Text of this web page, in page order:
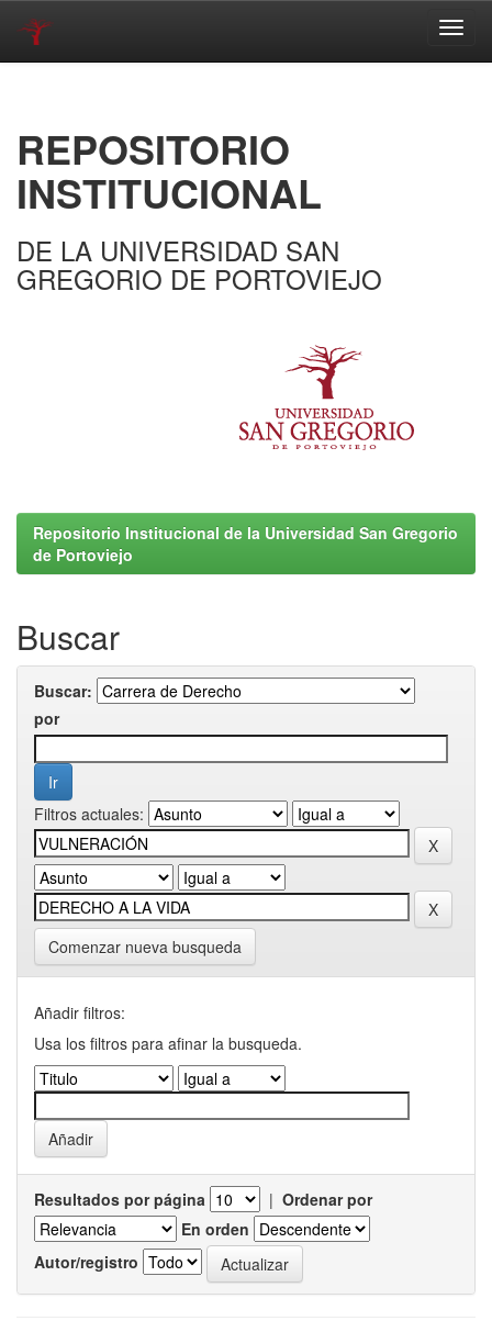
REPOSITORIO
INSTITUCIONAL
DE LA UNIVERSIDAD SAN
GREGORIO DE PORTOVIEJO
Repositorio Institucional de la Universidad San Gregorio
de Portoviejo
Buscar
Buscar:
por
Filtros actuales:
Comenzar nueva busqueda
Añadir filtros:
Usa los filtros para afinar la busqueda.
Resultados por página | Ordenar por
En orden
Autor/registro